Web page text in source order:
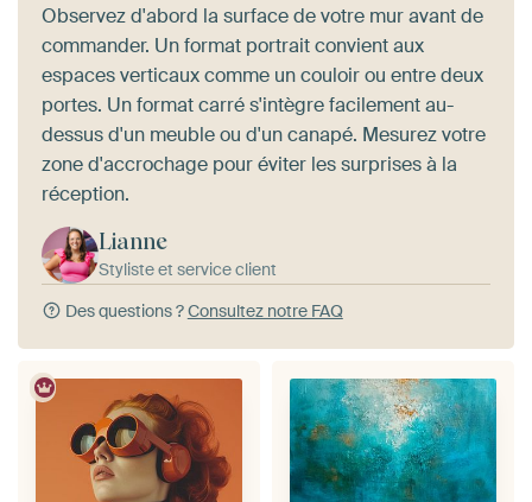
Observez d'abord la surface de votre mur avant de
commander. Un format portrait convient aux
espaces verticaux comme un couloir ou entre deux
portes. Un format carré s'intègre facilement au-
dessus d'un meuble ou d'un canapé. Mesurez votre
zone d'accrochage pour éviter les surprises à la
réception.
Lianne
Styliste et service client
Des questions ?Consultez notre FAQ